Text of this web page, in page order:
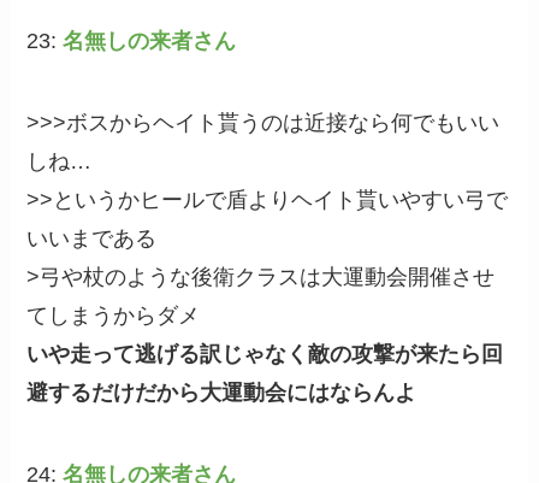
23:名無しの来者さん
>>>ボスからヘイト貰うのは近接なら何でもいい
しね…
>>というかヒールで盾よりヘイト貰いやすい弓で
いいまである
>弓や杖のような後衛クラスは大運動会開催させ
てしまうからダメ
いや走って逃げる訳じゃなく敵の攻撃が来たら回
避するだけだから大運動会にはならんよ
24:名無しの来者さん